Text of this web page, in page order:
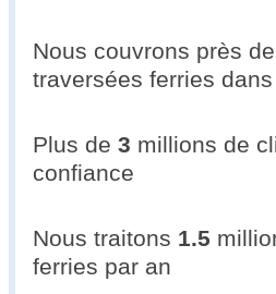
Nous couvrons près de
traversées ferries
Plus de 3 millions de
confiance
Nous traitons 1.5
ferries par an